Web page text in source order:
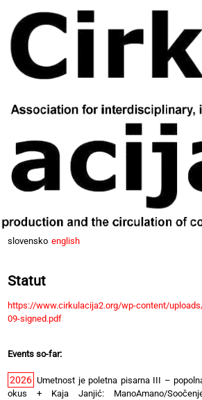
slovensko english
Statut
https://www.cirkulacija2.org/wp-content/
09-signed.pdf
Events so-far:
2026 Umetnost je poletna pisarna III –
okus + Kaja Janjić: ManoAmano/